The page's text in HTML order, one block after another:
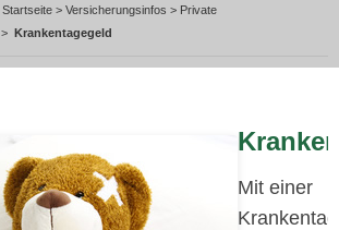
Startseite > Versicherungsinfos > Private
> Krankentagegeld
Mit einer